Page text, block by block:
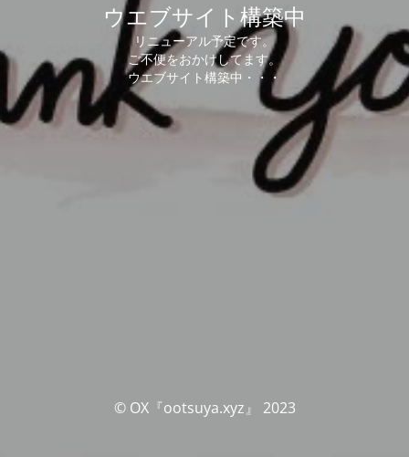
ウエブサイト構築中
リニューアル予定です。
ご不便をおかけしてます。
ウエブサイト構築中・・・
© OX『ootsuya.xyz』 2023